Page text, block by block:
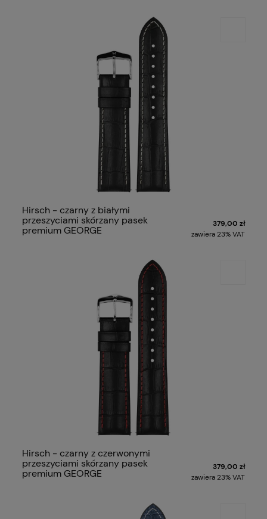
Hirsch - czarny z białymi
przeszyciami skórzany pasek
premium GEORGE
379,00 zł
zawiera 23% VAT
Hirsch - czarny z czerwonymi
przeszyciami skórzany pasek
premium GEORGE
379,00 zł
zawiera 23% VAT